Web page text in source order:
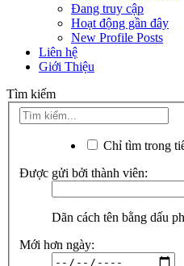
Đang truy cập
Hoạt động gần đây
New Profile Posts
Liên hệ
Giới Thiệu
Tìm kiếm
Chỉ tìm trong
Được gửi bởi thành viên:
Dãn cách tên bằng dấu
Mới hơn ngày: